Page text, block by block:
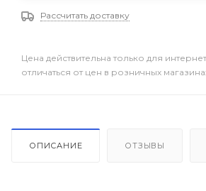
Рассчитать доставку
Цена действительна только для
отличаться от цен в розничных
ОПИСАНИЕ ОТЗЫВЫ